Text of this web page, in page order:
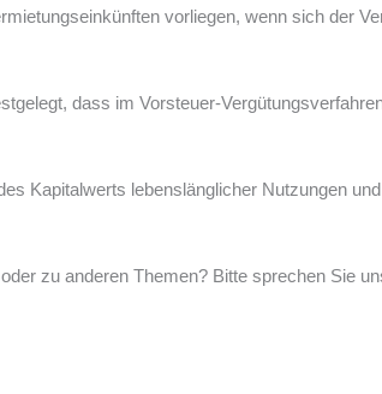
vorliegen, wenn sich der
dass im Vorsteuer-
Kapitalwerts lebenslänglicher Nutzungen
zu anderen Themen? Bitte sprechen Sie